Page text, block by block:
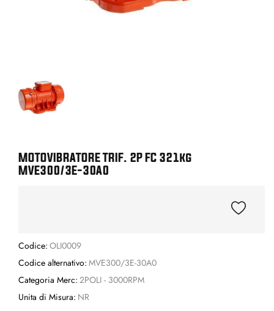
MOTOVIBRATORE TRIF. 2P FC 321kg
MVE300/3E-30A0
Codice: OLI0009
Codice alternativo: MVE300/3E-30A0
Categoria Merc: 2POLI - 3000RPM
Unita di Misura: NR